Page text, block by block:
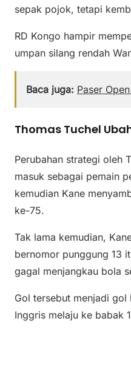
sepak pojok, tetapi
RD Kongo hampir
umpan silang rendah
Baca juga: Paser
Thomas Tuchel
Perubahan strategi oleh
masuk sebagai pemain
kemudian Kane
ke-75.
Tak lama kemudian,
bernomor punggung 13
gagal menjangkau bola
Gol tersebut menjadi gol
Inggris melaju ke babak